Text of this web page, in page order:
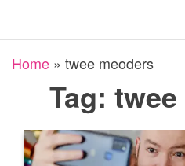
Home » twee meoders
Tag: